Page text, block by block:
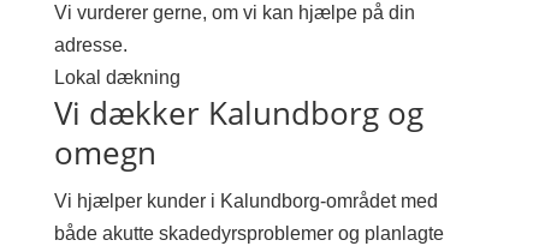
Vi vurderer gerne, om vi kan hjælpe på din
adresse.
Lokal dækning
Vi dækker Kalundborg og
omegn
Vi hjælper kunder i Kalundborg-området med
både akutte skadedyrsproblemer og planlagte